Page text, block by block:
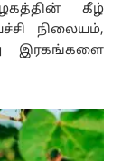
கீழ்
நிலையம்,
இரகங்களை